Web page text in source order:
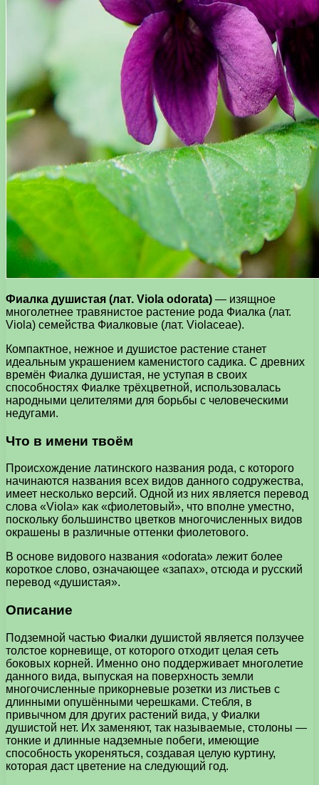
Фиалка душистая (лат. Viola odorata) — изящное
многолетнее травянистое растение рода Фиалка (лат.
Viola) семейства Фиалковые (лат. Violaceae).
Компактное, нежное и душистое растение станет
идеальным украшением каменистого садика. С древних
времён Фиалка душистая, не уступая в своих
способностях Фиалке трёхцветной, использовалась
народными целителями для борьбы с человеческими
недугами.
Что в имени твоём
Происхождение латинского названия рода, с которого
начинаются названия всех видов данного содружества,
имеет несколько версий. Одной из них является перевод
слова «Viola» как «фиолетовый», что вполне уместно,
поскольку большинство цветков многочисленных видов
окрашены в различные оттенки фиолетового.
В основе видового названия «odorata» лежит более
короткое слово, означающее «запах», отсюда и русский
перевод «душистая».
Описание
Подземной частью Фиалки душистой является ползучее
толстое корневище, от которого отходит целая сеть
боковых корней. Именно оно поддерживает многолетие
данного вида, выпуская на поверхность земли
многочисленные прикорневые розетки из листьев с
длинными опушёнными черешками. Стебля, в
привычном для других растений вида, у Фиалки
душистой нет. Их заменяют, так называемые, столоны —
тонкие и длинные надземные побеги, имеющие
способность укореняться, создавая целую куртину,
которая даст цветение на следующий год.